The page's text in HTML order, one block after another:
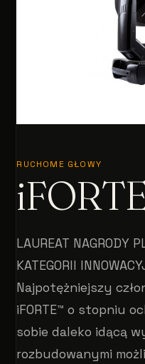
RUCHOME GŁOWY
LAUREAT NAGRODY
KATEGORII
Najpotężniejszy
iFORTE™ o stopniu
sobie daleko idącą
rozbudowanymi